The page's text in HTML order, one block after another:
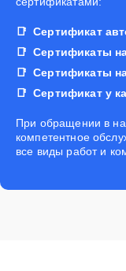
Сертификат
Сертификаты
Сертификаты
Сертификат у
При обращении в
компетентное
все виды работ и